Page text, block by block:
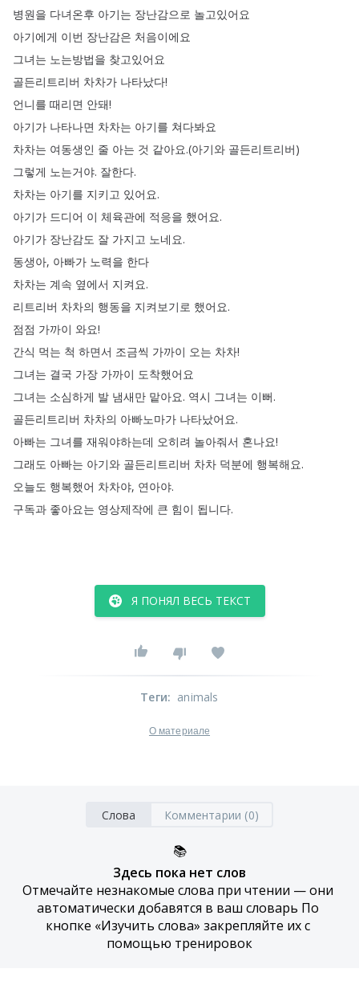
병원을 다녀온후 아기는 장난감으로 놀고있어요
아기에게 이번 장난감은 처음이에요
그녀는 노는방법을 찾고있어요
골든리트리버 차차가 나타났다!
언니를 때리면 안돼!
아기가 나타나면 차차는 아기를 쳐다봐요
차차는 여동생인 줄 아는 것 같아요.(아기와 골든리트리버)
그렇게 노는거야. 잘한다.
차차는 아기를 지키고 있어요.
아기가 드디어 이 체육관에 적응을 했어요.
아기가 장난감도 잘 가지고 노네요.
동생아, 아빠가 노력을 한다
차차는 계속 옆에서 지켜요.
리트리버 차차의 행동을 지켜보기로 했어요.
점점 가까이 와요!
간식 먹는 척 하면서 조금씩 가까이 오는 차차!
그녀는 결국 가장 가까이 도착했어요
그녀는 소심하게 발 냄새만 맡아요. 역시 그녀는 이뻐.
골든리트리버 차차의 아빠노마가 나타났어요.
아빠는 그녀를 재워야하는데 오히려 놀아줘서 혼나요!
그래도 아빠는 아기와 골든리트리버 차차 덕분에 행복해요.
오늘도 행복했어 차차야, 연아야.
구독과 좋아요는 영상제작에 큰 힘이 됩니다.
Я ПОНЯЛ ВЕСЬ ТЕКСТ
Теги: animals
О материале
Слова Комментарии (0)
📚
Здесь пока нет слов
Отмечайте незнакомые слова при чтении — они
автоматически добавятся в ваш словарь По
кнопке «Изучить слова» закрепляйте их с
помощью тренировок